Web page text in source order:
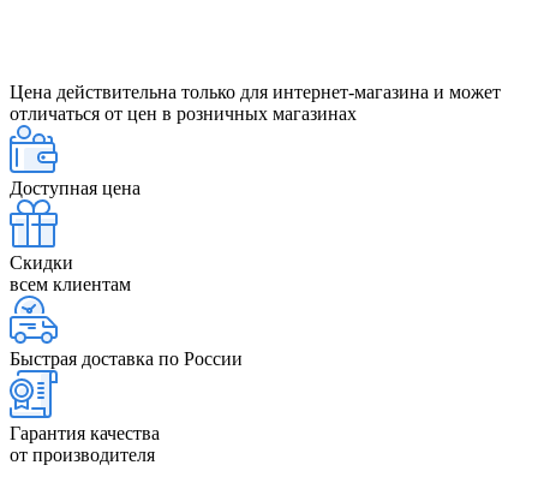
Цена действительна только для интернет-магазина и может
отличаться от цен в розничных магазинах
Доступная цена
Скидки
всем клиентам
Быстрая доставка по России
Гарантия качества
от производителя